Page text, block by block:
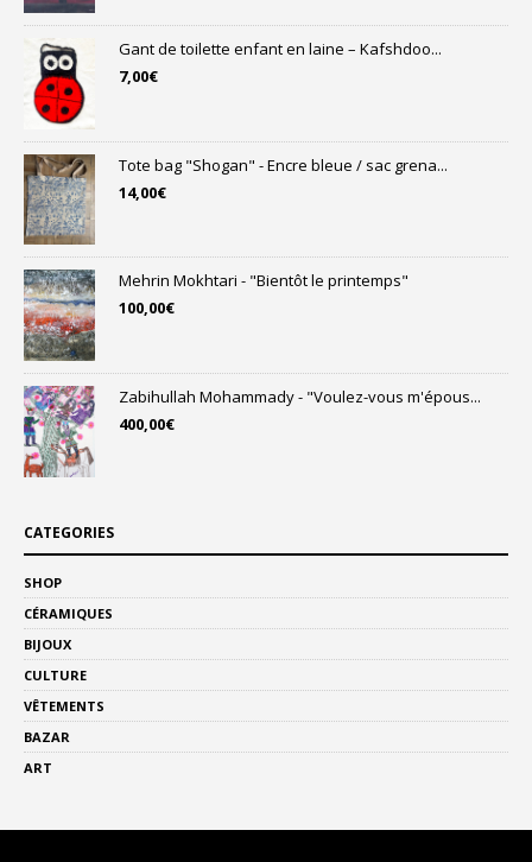
Gant de toilette enfant en laine – Kafshdoo...
7,00€
Tote bag "Shogan" - Encre bleue / sac grena...
14,00€
Mehrin Mokhtari - "Bientôt le printemps"
100,00€
Zabihullah Mohammady - "Voulez-vous m'épous...
400,00€
CATEGORIES
SHOP
CÉRAMIQUES
BIJOUX
CULTURE
VÊTEMENTS
BAZAR
ART